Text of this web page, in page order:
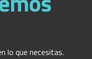
lo que necesitas.